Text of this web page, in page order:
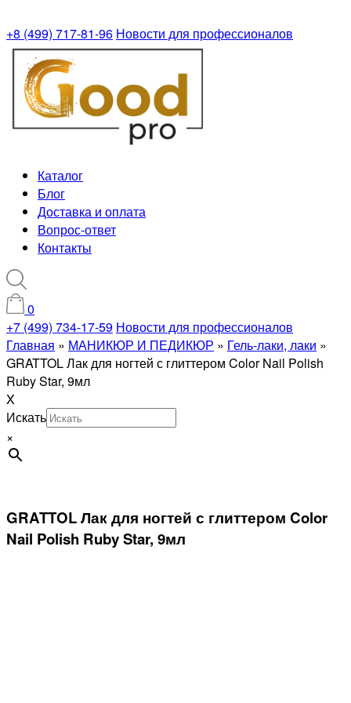
+8 (499) 717-81-96 Новости для профессионалов
Каталог
Блог
Доставка и оплата
Вопрос-ответ
Контакты
0
+7 (499) 734-17-59 Новости для профессионалов
Главная » МАНИКЮР И ПЕДИКЮР » Гель-лаки, лаки »
GRATTOL Лак для ногтей с глиттером Color Nail Polish
Ruby Star, 9мл
X
Искать
×
GRATTOL Лак для ногтей с глиттером Color
Nail Polish Ruby Star, 9мл